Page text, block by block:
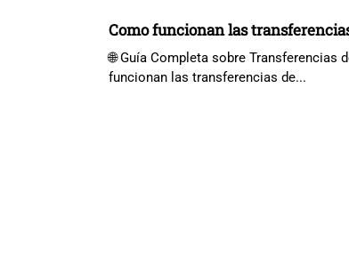
Como funcionan las
🌐 Guía Completa sobre
funcionan las transferencias de...